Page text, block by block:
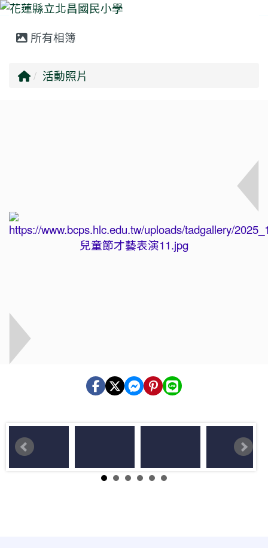
所有相簿
回首頁
活動照片